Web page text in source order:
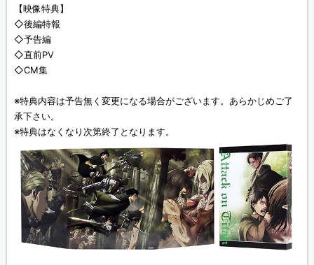
【映像特典】
◇後編特報
◇予告編
◇直前PV
◇CM集
※特典内容は予告無く変更になる場合がございます。あらかじめご了
承下さい。
※特典はなくなり次第終了となります。